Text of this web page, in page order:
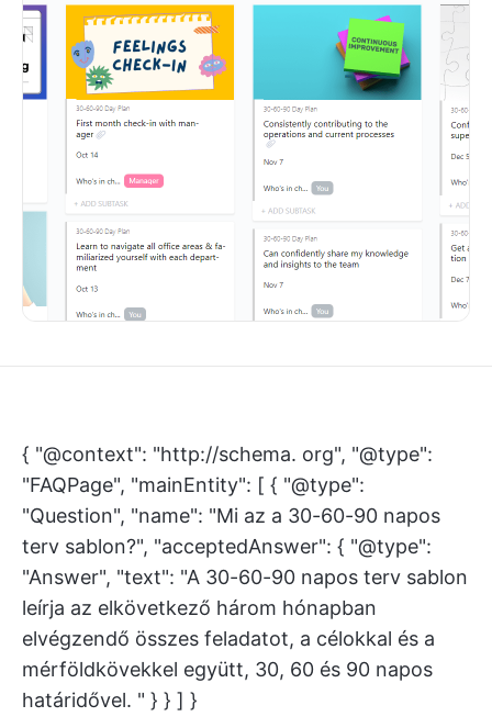
{ "@context": "http://schema. org", "@type":
"FAQPage", "mainEntity": [ { "@type":
"Question", "name": "Mi az a 30-60-90 napos
terv sablon?", "acceptedAnswer": { "@type":
"Answer", "text": "A 30-60-90 napos terv sablon
leírja az elkövetkező három hónapban
elvégzendő összes feladatot, a célokkal és a
mérföldkövekkel együtt, 30, 60 és 90 napos
határidővel. " } } ] }